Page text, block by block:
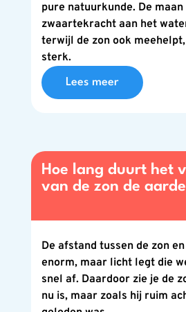
pure natuurkunde. De
zwaartekracht aan het
terwijl de zon ook
sterk.
Lees meer
Hoe lang duurt het
van de zon de
De afstand tussen de zon
enorm, maar licht legt die
snel af. Daardoor zie je de
nu is, maar zoals hij ruim